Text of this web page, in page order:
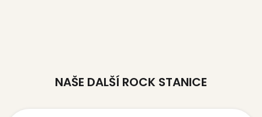
NAŠE DALŠÍ ROCK STANICE